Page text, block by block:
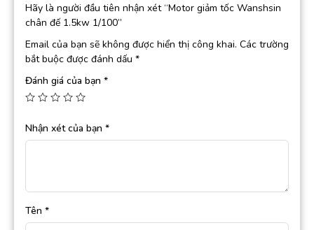
Hãy là người đầu tiên nhận xét “Motor giảm tốc Wanshsin
chân đế 1.5kw 1/100”
Email của bạn sẽ không được hiển thị công khai. Các trường
bắt buộc được đánh dấu *
Đánh giá của bạn *
Nhận xét của bạn *
Tên *